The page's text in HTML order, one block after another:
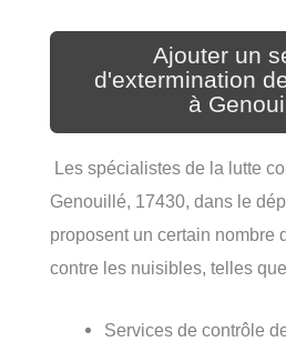
Ajouter un
d'extermination
à
Les spécialistes de la lutte
Genouillé, 17430, dans le
proposent un certain nombre
contre les nuisibles, telles
Services de contrôle